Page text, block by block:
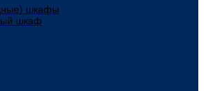
шкафы
шкаф